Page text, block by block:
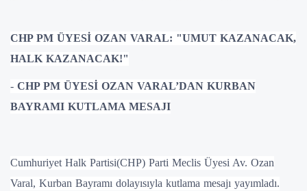
CHP PM ÜYESİ OZAN VARAL: "UMUT KAZANACAK,
HALK KAZANACAK!"
- CHP PM ÜYESİ OZAN VARAL’DAN KURBAN
BAYRAMI KUTLAMA MESAJI
Cumhuriyet Halk Partisi(CHP) Parti Meclis Üyesi Av. Ozan
Varal, Kurban Bayramı dolayısıyla kutlama mesajı yayımladı.